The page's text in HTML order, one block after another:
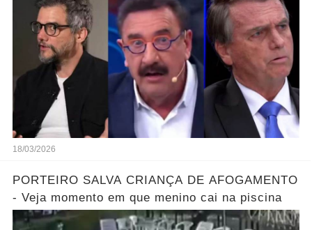
18/03/2026
PORTEIRO SALVA CRIANÇA DE AFOGAMENTO
- Veja momento em que menino cai na piscina